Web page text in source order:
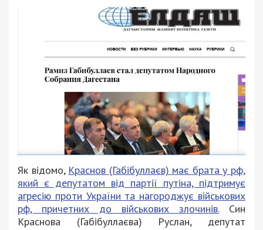
Як відомо, Краснов (Габібуллаєв) має брата у рф,
який є депутатом від партії путіна, підтримує
агресію проти України та нагороджує військових
рф, причетних до військових злочинів.Син
Краснова (Габібуллаєва) Руслан, депутат